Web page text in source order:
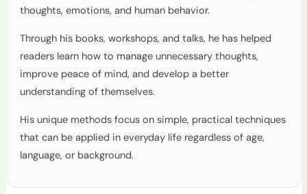
thoughts, emotions, and human behavior.
Through his books, workshops, and talks, he has helped
readers learn how to manage unnecessary thoughts,
improve peace of mind, and develop a better
understanding of themselves.
His unique methods focus on simple, practical techniques
that can be applied in everyday life regardless of age,
language, or background.